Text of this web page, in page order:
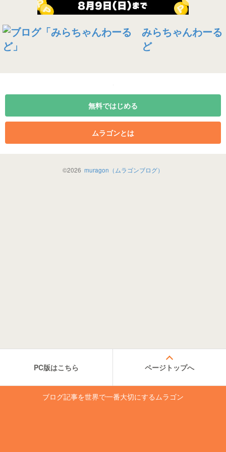
みらちゃんわーる
ど
無料ではじめる
ムラゴンとは
©2026 muragon（ムラゴンブログ）
PC版はこちら ページトップへ
ブログ記事を世界で一番大切にするムラゴン